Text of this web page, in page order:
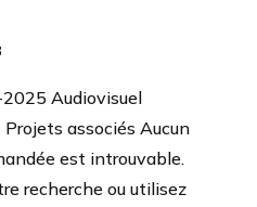
Audiovisuel
associés Aucun
est introuvable.
recherche ou utilisez